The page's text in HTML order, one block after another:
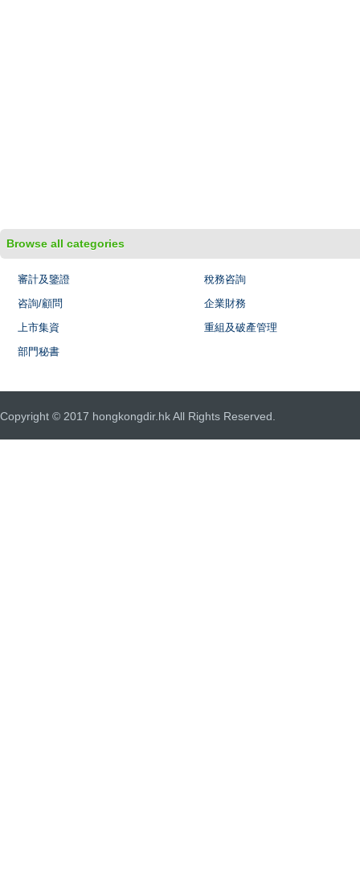
Browse all categories
審計及鑒證
稅務咨詢
咨詢/顧問
企業財務
上市集資
重組及破產管理
部門秘書
Copyright © 2017 hongkongdir.hk All Rights Reserved.